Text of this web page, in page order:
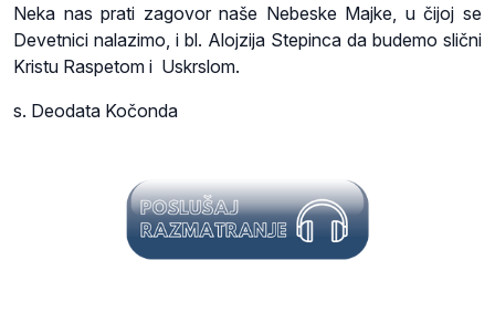
Neka nas prati zagovor naše Nebeske Majke, u čijoj se
Devetnici nalazimo, i bl. Alojzija Stepinca da budemo slični
Kristu Raspetom i Uskrslom.
s. Deodata Kočonda